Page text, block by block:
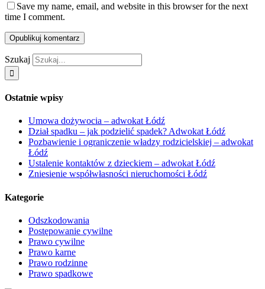
Save my name, email, and website in this browser for the next
time I comment.
Szukaj
Ostatnie wpisy
Umowa dożywocia – adwokat Łódź
Dział spadku – jak podzielić spadek? Adwokat Łódź
Pozbawienie i ograniczenie władzy rodzicielskiej – adwokat
Łódź
Ustalenie kontaktów z dzieckiem – adwokat Łódź
Zniesienie współwłasności nieruchomości Łódź
Kategorie
Odszkodowania
Postępowanie cywilne
Prawo cywilne
Prawo karne
Prawo rodzinne
Prawo spadkowe